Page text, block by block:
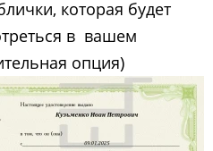
которая будет
в вашем
опция)